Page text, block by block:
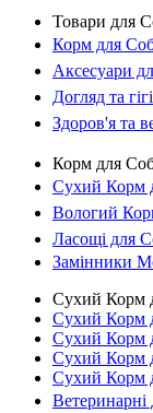
Товари для
Корм для
Аксесуари
Догляд та
Здоров'я та
Корм для
Сухий Корм
Вологий
Ласощі для
Замінники
Сухий Корм
Сухий Корм
Сухий Корм
Сухий Корм
Сухий Корм